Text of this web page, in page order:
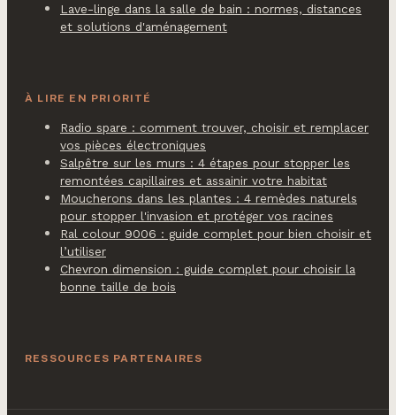
Lave-linge dans la salle de bain : normes, distances
et solutions d'aménagement
À LIRE EN PRIORITÉ
Radio spare : comment trouver, choisir et remplacer
vos pièces électroniques
Salpêtre sur les murs : 4 étapes pour stopper les
remontées capillaires et assainir votre habitat
Moucherons dans les plantes : 4 remèdes naturels
pour stopper l'invasion et protéger vos racines
Ral colour 9006 : guide complet pour bien choisir et
l’utiliser
Chevron dimension : guide complet pour choisir la
bonne taille de bois
RESSOURCES PARTENAIRES